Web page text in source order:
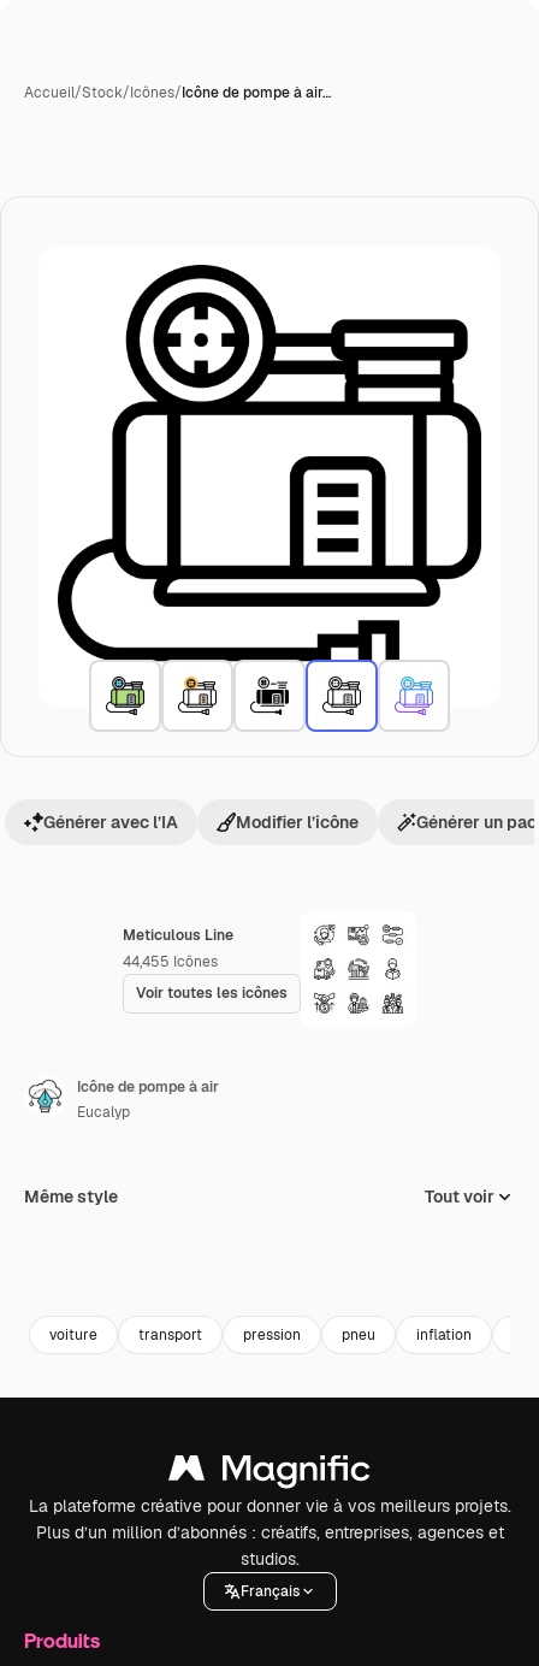
Accueil/Stock/Icônes/Icône de pompe à air…
Meticulous Line
44,455 Icônes
Voir toutes les icônes
Générer avec l’IA Modifier l’icône Générer un
Icône de pompe à air
Eucalyp
Même style Tout voir
voiture transport pression pneu inflation
La plateforme créative pour donner vie à vos meilleurs projets.
Plus d’un million d’abonnés : créatifs, entreprises, agences et
studios.
Français
Produits